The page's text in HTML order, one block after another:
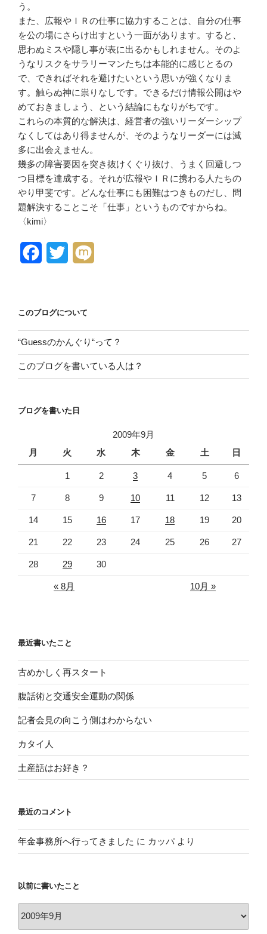
う。
また、広報やＩＲの仕事に協力することは、自分の仕事
を公の場にさらけ出すという一面があります。すると、
思わぬミスや隠し事が表に出るかもしれません。そのよ
うなリスクをサラリーマンたちは本能的に感じとるの
で、できればそれを避けたいという思いが強くなりま
す。触らぬ神に祟りなしです。できるだけ情報公開はや
めておきましょう、という結論にもなりがちです。
これらの本質的な解決は、経営者の強いリーダーシップ
なくしてはあり得ませんが、そのようなリーダーには滅
多に出会えません。
幾多の障害要因を突き抜けくぐり抜け、うまく回避しつ
つ目標を達成する。それが広報やＩＲに携わる人たちの
やり甲斐です。どんな仕事にも困難はつきものだし、問
題解決することこそ「仕事」というものですからね。
〈kimi〉
e
b
o
o
t
t
r
このブログについて
“Guessのかんぐり“って？
このブログを書いている人は？
ブログを書いた日
2009年9月
月
火 水 木 金 土 日
1 2 3 4 5 6
7 8 9 10 11 12 13
14 15 16 17 18 19 20
21 22 23 24 25 26 27
28 29 30
« 8月 10月 »
最近書いたこと
古めかしく再スタート
腹話術と交通安全運動の関係
記者会見の向こう側はわからない
カタイ人
土産話はお好き？
最近のコメント
年金事務所へ行ってきました に カッパより
以前に書いたこと